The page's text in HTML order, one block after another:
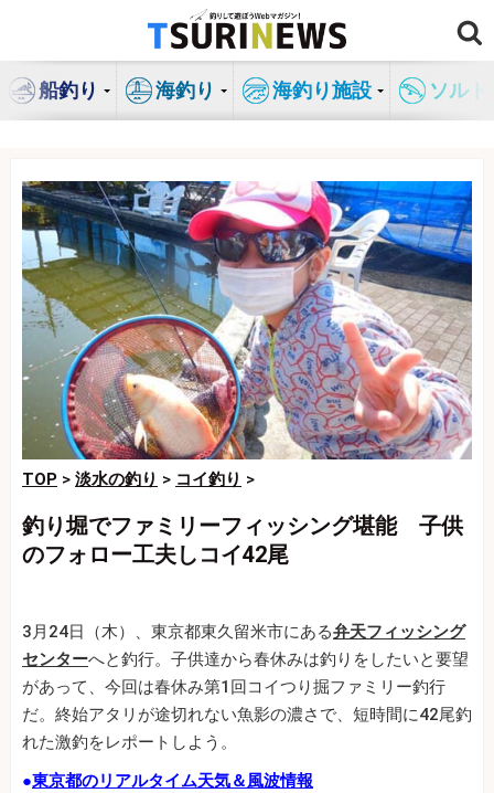
ン
船釣り 海釣り 海釣り施設 ソル
TOP > 淡水の釣り > コイ釣り >
釣り堀でファミリーフィッシング堪能 子供
のフォロー工夫しコイ42尾
3月24日（木）、東京都東久留米市にある弁天フィッシング
センターへと釣行。子供達から春休みは釣りをしたいと要望
があって、今回は春休み第1回コイつり掘ファミリー釣行
だ。終始アタリが途切れない魚影の濃さで、短時間に42尾釣
れた激釣をレポートしよう。
●東京都のリアルタイム天気＆風波情報